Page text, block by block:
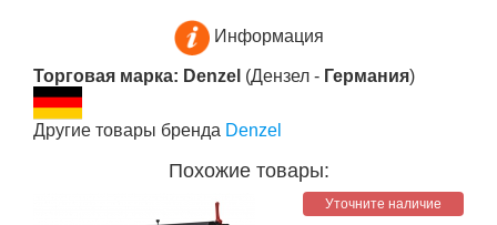
Информация
Торговая марка: Denzel (Дензел - Германия)
Другие товары бренда Denzel
Похожие товары:
Уточните наличие